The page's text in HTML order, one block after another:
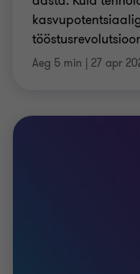
Aeg 5 min | 27 apr